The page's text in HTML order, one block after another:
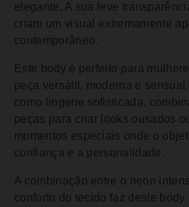
elegante. A sua leve
criam um visual extremamente
contemporâneo.
Este body é perfeito para
peça versátil, moderna e
como lingerie sofisticada,
peças para criar looks ousados
momentos especiais onde o
confiança e a personalidade.
A combinação entre o neon
conforto do tecido faz deste body